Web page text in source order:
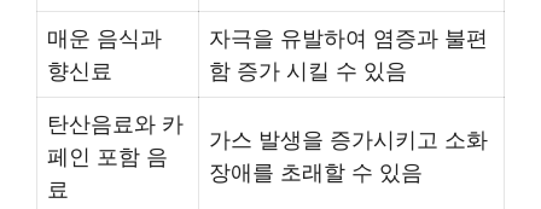
매운 음식과
향신료
자극을 유발하여 염증과 불편
함 증가 시킬 수 있음
탄산음료와 카
페인 포함 음
료
가스 발생을 증가시키고 소화
장애를 초래할 수 있음